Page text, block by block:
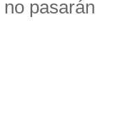
pasarán